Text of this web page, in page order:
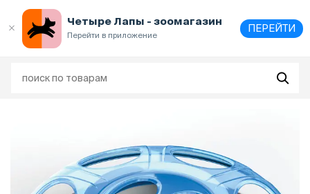
Четыре Лапы - зоомагазин
Перейти в приложение
ПЕРЕЙТИ